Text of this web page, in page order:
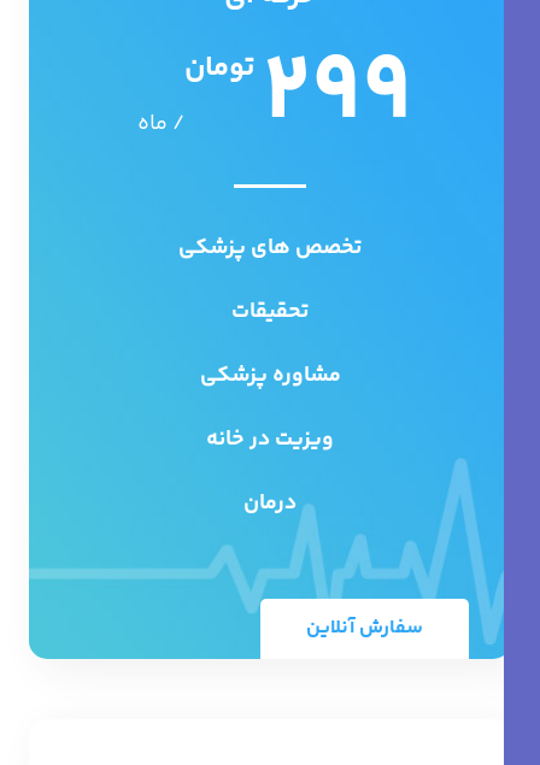
299تومان
/ ماه
تخصص های پزشکی
تحقیقات
مشاوره پزشکی
ویزیت در خانه
درمان
سفارش آنلاین